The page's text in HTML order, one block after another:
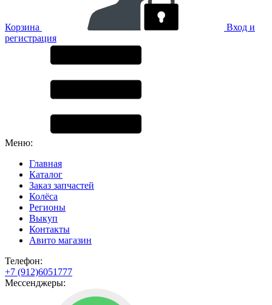
Корзина
Вход и
регистрация
Меню:
Главная
Каталог
Заказ запчастей
Колёса
Регионы
Выкуп
Контакты
Авито магазин
Телефон:
+7 (912)6051777
Мессенджеры: